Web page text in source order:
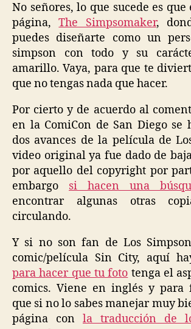
No señores, lo que sucede es
página,The Simpsomaker,
puedes diseñarte como un
simpson con todo y su
amarillo. Vaya, para que te
que no tengas nada que hacer.
Por cierto y de acuerdo al
en la ComiCon de San Diego se
dos avances de la película de
video original ya fue dado de
por aquello del copyright por
embargo si hacen una
encontrar algunas otras
circulando.
Y si no son fan de Los
comic/película Sin City, aquí
para hacer que tu foto tenga el
comics. Viene en inglés y para
que si no lo sabes manejar muy
página con la traducción de